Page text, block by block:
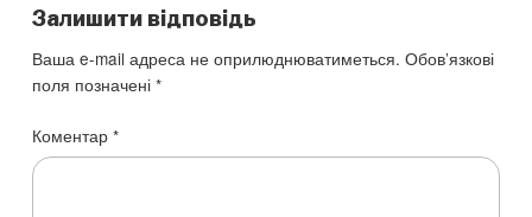
Залишити відповідь
Ваша e-mail адреса не оприлюднюватиметься. Обов’язкові
поля позначені*
Коментар*